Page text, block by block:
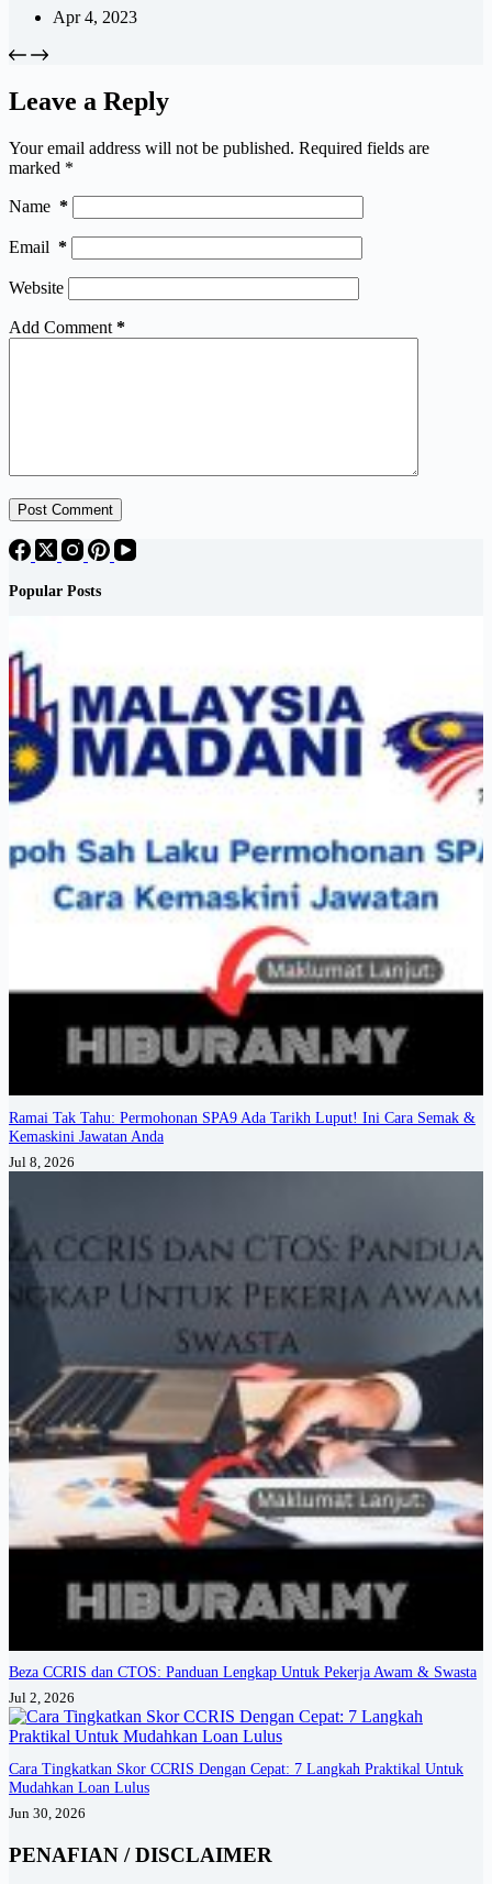
Apr 4, 2023
Leave a Reply
Your email address will not be published. Required fields are
marked *
Name *
Email *
Website
Add Comment *
Post Comment
Popular Posts
Ramai Tak Tahu: Permohonan SPA9 Ada Tarikh Luput! Ini Cara Semak &
Kemaskini Jawatan Anda
Jul 8, 2026
Beza CCRIS dan CTOS: Panduan Lengkap Untuk Pekerja Awam & Swasta
Jul 2, 2026
Cara Tingkatkan Skor CCRIS Dengan Cepat: 7 Langkah Praktikal Untuk
Mudahkan Loan Lulus
Jun 30, 2026
PENAFIAN / DISCLAIMER